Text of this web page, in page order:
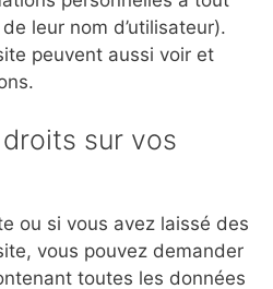
leur nom d’utilisateur).
peuvent aussi voir et
sur vos
ou si vous avez laissé des
vous pouvez demander
toutes les données